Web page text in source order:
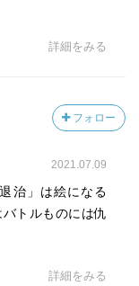
詳細をみる
フォロー
2021.07.09
治」は絵になる
トルものには仇
詳細をみる